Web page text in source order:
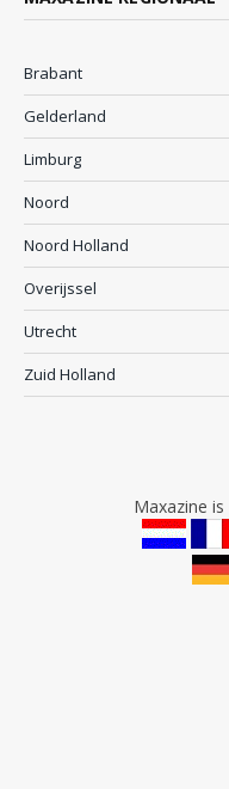
Brabant
Gelderland
Limburg
Noord
Noord Holland
Overijssel
Utrecht
Zuid Holland
Maxazine